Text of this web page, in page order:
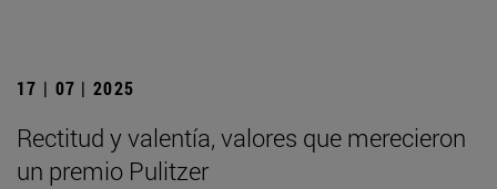
17 | 07 | 2025
Rectitud y valentía, valores que merecieron
un premio Pulitzer